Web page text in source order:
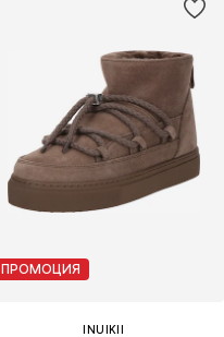
ПРОМОЦИЯ
INUIKII